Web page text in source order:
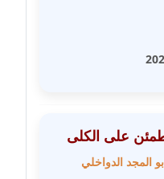
على الكلى
المجد الدواخلي